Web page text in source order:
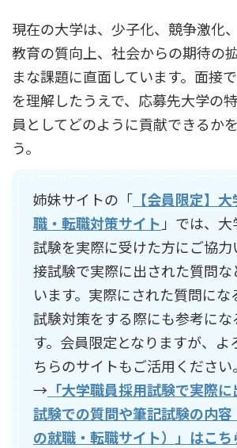
現在の大学は、少子化、競争激化
教育の質向上、社会からの期待の
まな課題に直面しています。面接
を理解したうえで、応募先大学の
員としてどのように貢献できるか
う。
姉妹サイトの「 【会員限定】
職・転職対策サイト 」では、
試験を実際に受けた方にご協力
接試験で実際に出された質問な
います。実際にされた質問にな
試験対策をする際にも参考にな
す。会員限定となりますが、よ
ちらのサイトもご活用ください。
→ 「大学職員採用試験で実際
試験での質問や筆記試験の内
の就職・転職サイト）」はこち